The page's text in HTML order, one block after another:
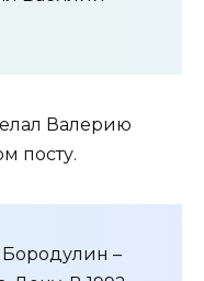
Валерию
посту.
–